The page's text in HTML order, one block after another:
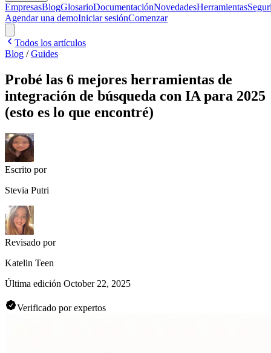
EmpresasBlogGlosarioDocumentaciónNovedadesHerramientas
Agendar una demoIniciar sesiónComenzar
Todos los artículos
Blog /Guides
Probé las 6 mejores herramientas de
integración de búsqueda con IA para 2025
(esto es lo que encontré)
Escrito por
Stevia Putri
Revisado por
Katelin Teen
Última edición October 22, 2025
Verificado por expertos